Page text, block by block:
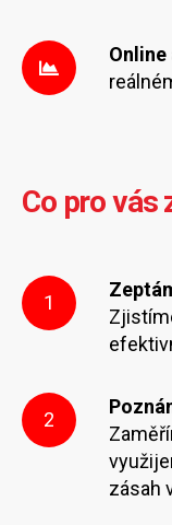
Co pro vás
1
2
zásah